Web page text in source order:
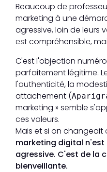
Beaucoup de
marketing à une
agressive, loin de leurs
est compréhensible,
C'est l'objection numéro
parfaitement légitime.
l'authenticité, la
attachement (
marketing » semble
ces valeurs.
Mais et si on changeait
marketing digital n'est
agressive. C'est de la
bienveillante.